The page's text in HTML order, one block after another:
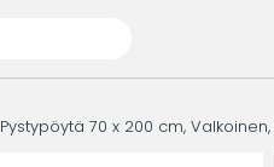
Pystypöytä 70 x 200 cm, Valkoinen,